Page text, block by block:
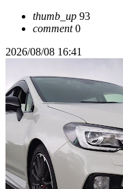
thumb_up 93
comment0
2026/08/08 16:41